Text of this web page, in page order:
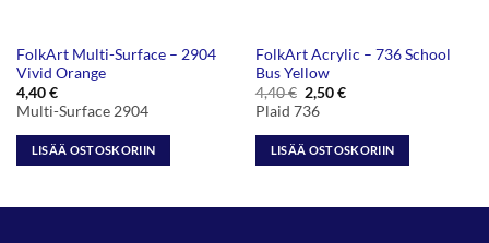
FolkArt Multi-Surface – 2904
Vivid Orange
4,40€
Multi-Surface 2904
LISÄÄ OSTOSKORIIN
FolkArt Acrylic – 736 School
Bus Yellow
4,40€ Alkuperäinen
hinta
oli:
4,40 €.
2,50€Nykyinen
2,50 €.
Plaid 736
LISÄÄ OSTOSKORIIN